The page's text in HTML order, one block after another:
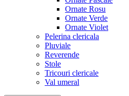
Ornate Rosu
Ornate Verde
Ornate Violet
Pelerina clericala
Pluviale
Reverende
Stole
Tricouri clericale
Val umeral